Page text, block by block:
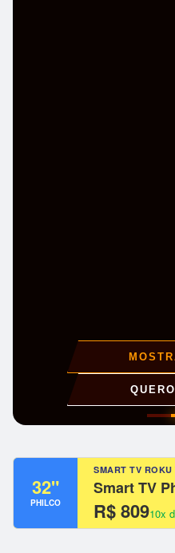
32"
PHILCO
SMART TV ROKU
Smart TV
R$ 80910x